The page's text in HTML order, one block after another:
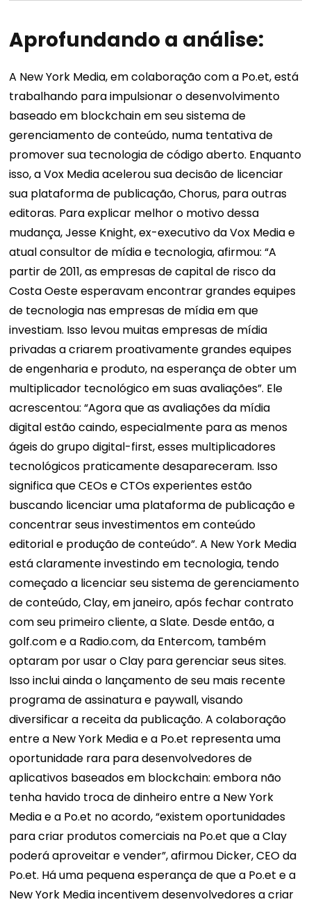
Aprofundando a análise:
A New York Media, em colaboração com a Po.et, está
trabalhando para impulsionar o desenvolvimento
baseado em blockchain em seu sistema de
gerenciamento de conteúdo, numa tentativa de
promover sua tecnologia de código aberto. Enquanto
isso, a Vox Media acelerou sua decisão de licenciar
sua plataforma de publicação, Chorus, para outras
editoras. Para explicar melhor o motivo dessa
mudança, Jesse Knight, ex-executivo da Vox Media e
atual consultor de mídia e tecnologia, afirmou: “A
partir de 2011, as empresas de capital de risco da
Costa Oeste esperavam encontrar grandes equipes
de tecnologia nas empresas de mídia em que
investiam. Isso levou muitas empresas de mídia
privadas a criarem proativamente grandes equipes
de engenharia e produto, na esperança de obter um
multiplicador tecnológico em suas avaliações”. Ele
acrescentou: “Agora que as avaliações da mídia
digital estão caindo, especialmente para as menos
ágeis do grupo digital-first, esses multiplicadores
tecnológicos praticamente desapareceram. Isso
significa que CEOs e CTOs experientes estão
buscando licenciar uma plataforma de publicação e
concentrar seus investimentos em conteúdo
editorial e produção de conteúdo”. A New York Media
está claramente investindo em tecnologia, tendo
começado a licenciar seu sistema de gerenciamento
de conteúdo, Clay, em janeiro, após fechar contrato
com seu primeiro cliente, a Slate. Desde então, a
golf.com e a Radio.com, da Entercom, também
optaram por usar o Clay para gerenciar seus sites.
Isso inclui ainda o lançamento de seu mais recente
programa de assinatura e paywall, visando
diversificar a receita da publicação. A colaboração
entre a New York Media e a Po.et representa uma
oportunidade rara para desenvolvedores de
aplicativos baseados em blockchain: embora não
tenha havido troca de dinheiro entre a New York
Media e a Po.et no acordo, “existem oportunidades
para criar produtos comerciais na Po.et que a Clay
poderá aproveitar e vender”, afirmou Dicker, CEO da
Po.et. Há uma pequena esperança de que a Po.et e a
New York Media incentivem desenvolvedores a criar